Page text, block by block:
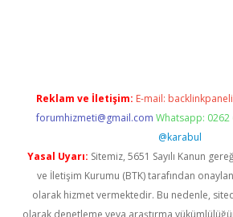
Reklam ve İletişim: E-mail:
forumhizmeti@gmail.com Whatsapp: 0262
@karabul
Yasal Uyarı: Sitemiz, 5651 Sayılı Kanun
ve İletişim Kurumu (BTK) tarafından
olarak hizmet vermektedir. Bu nedenle,
olarak denetleme veya araştırma